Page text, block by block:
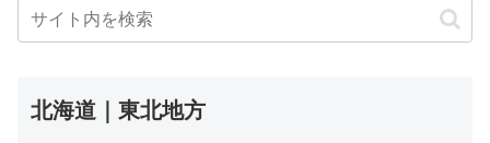
北海道｜東北地方